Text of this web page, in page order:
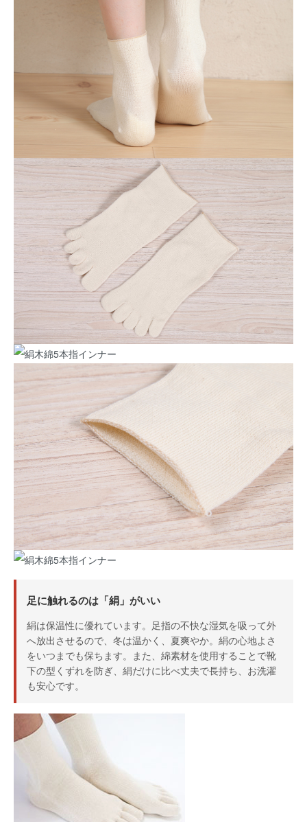
足に触れるのは「絹」がいい
絹は保温性に優れています。足指の不快な湿気を吸って外
へ放出させるので、冬は温かく、夏爽やか。絹の心地よさ
をいつまでも保ちます。また、綿素材を使用することで靴
下の型くずれを防ぎ、絹だけに比べ丈夫で長持ち、お洗濯
も安心です。